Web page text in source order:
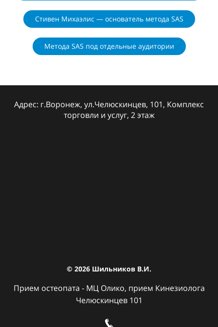
Стивен Михаэлис — основатель метода SAS
Метода SAS под отдельные аудитории
Адрес: г.Воронеж, ул.Челюскинцев, 101, Комплекс
торговли и услуг, 2 этаж
© 2026 Шильников В.И.
Прием остеопата - МЦ Олико, прием Кинезиолога
Челюскинцев 101